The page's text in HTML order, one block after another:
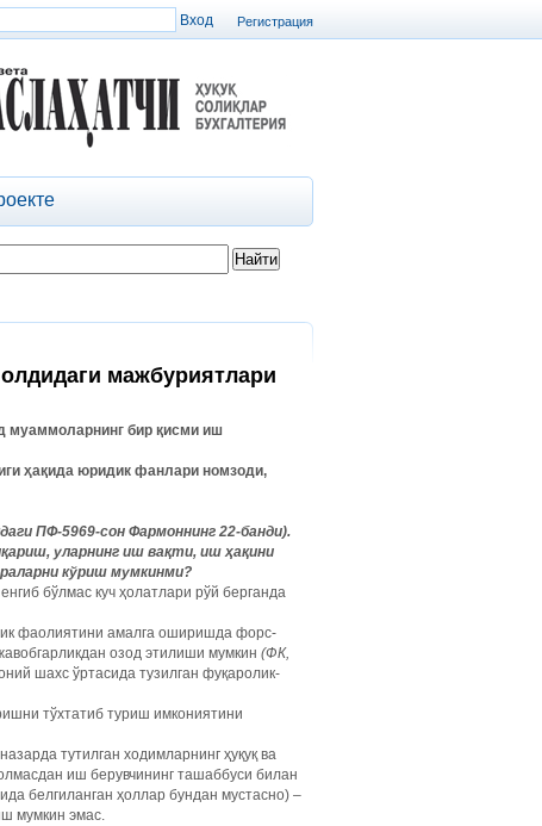
Регистрация
мажбуриятлари
муаммоларнинг бир қисми иш
ҳақида юридик фанлари номзоди,
ПФ-5969-сон Фармоннинг 22-банди).
уларнинг иш вақти, иш ҳақини
кўриш мумкинми?
бўлмас куч ҳолатлари рўй берганда
фаолиятини амалга оширишда форс-
озод этилиши мумкин (ФК,
шахс ўртасида тузилган фуқаролик-
тўхтатиб туриш имкониятини
тутилган ходимларнинг ҳуқуқ ва
иш берувчининг ташаббуси билан
белгиланган ҳоллар бундан мустасно) –
мумкин эмас.